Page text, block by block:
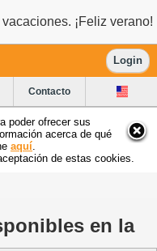
¡Feliz verano!
Login
Contacto
poder ofrecer sus
acerca de qué
aquí
de estas cookies.
en la